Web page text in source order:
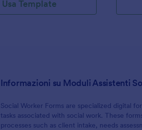
Usa Template
Informazioni su Moduli Assistenti
Social Worker Forms are specialized digital
tasks associated with social work. These
processes such as client intake, needs